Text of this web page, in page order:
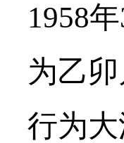
1958
为乙
行为